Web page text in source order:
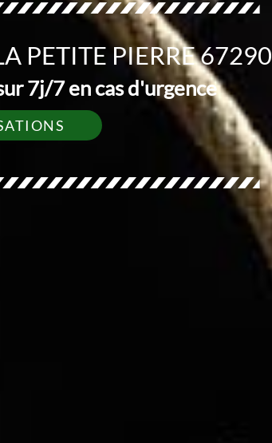
PETITE PIERRE 67290
7j/7 en cas d'urgence